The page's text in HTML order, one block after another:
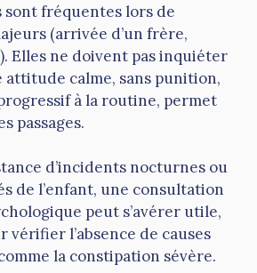
sont fréquentes lors de
(arrivée d’un frère,
Elles ne doivent pas inquiéter
attitude calme, sans punition,
à la routine, permet
passages.
d’incidents nocturnes ou
de l’enfant, une consultation
peut s’avérer utile,
vérifier l’absence de causes
la constipation sévère.